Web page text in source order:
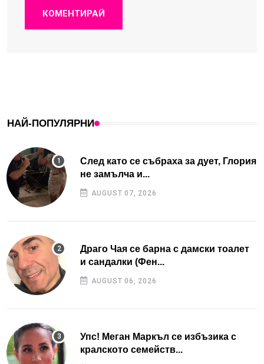
КОМЕНТИРАЙ
НАЙ-ПОПУЛЯРНИ
След като се събраха за дует, Глория
не замълча и...
AUGUST 07, 2026
Драго Чая се барна с дамски тоалет
и сандалки (Фен...
AUGUST 06, 2026
Упс! Меган Маркъл се избъзика с
кралското семейств...